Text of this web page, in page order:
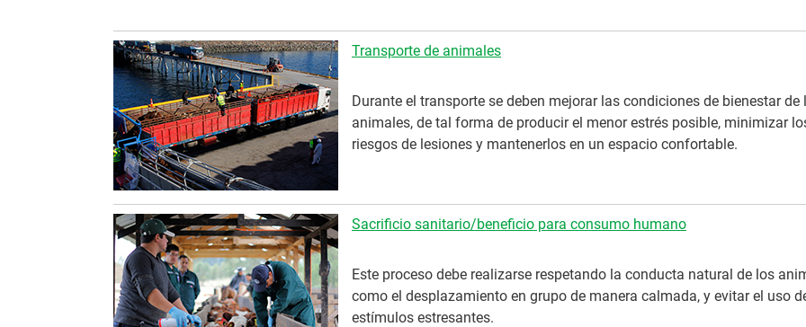
Transporte de animales
Durante el transporte se deben mejorar las condiciones de bienestar de
animales, de tal forma de producir el menor estrés posible, minimizar
riesgos de lesiones y mantenerlos en un espacio confortable.
Sacrificio sanitario/beneficio para consumo humano
Este proceso debe realizarse respetando la conducta natural de los
como el desplazamiento en grupo de manera calmada, y evitar el uso
estímulos estresantes.